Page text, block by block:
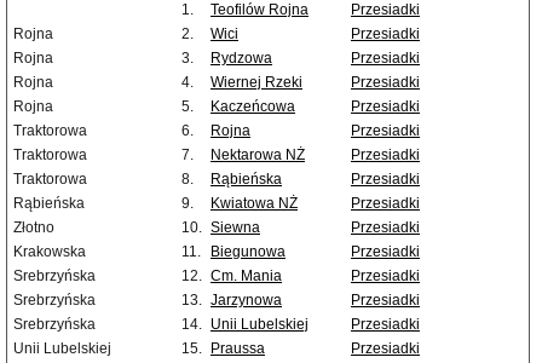
1.
Teofilów Rojna
Przesiadki
Rojna
2. Wici
Przesiadki
Rojna
3. Rydzowa
Przesiadki
Rojna
4. Wiernej Rzeki
Przesiadki
Rojna
5. Kaczeńcowa
Przesiadki
Traktorowa
6. Rojna
Przesiadki
Traktorowa
7. Nektarowa NŻ
Przesiadki
Traktorowa
8. Rąbieńska
Przesiadki
Rąbieńska
9. Kwiatowa NŻ
Przesiadki
Złotno
10. Siewna
Przesiadki
Krakowska
11. Biegunowa
Przesiadki
Srebrzyńska
12. Cm. Mania
Przesiadki
Srebrzyńska
13. Jarzynowa
Przesiadki
Srebrzyńska
14. Unii Lubelskiej
Przesiadki
Unii Lubelskiej
15. Praussa
Przesiadki